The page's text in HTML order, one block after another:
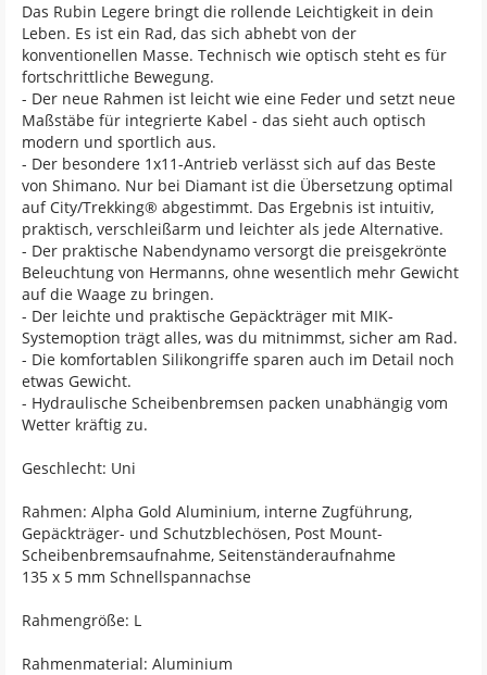
Das Rubin Legere bringt die rollende Leichtigkeit in dein
Leben. Es ist ein Rad, das sich abhebt von der
konventionellen Masse. Technisch wie optisch steht es für
fortschrittliche Bewegung.
- Der neue Rahmen ist leicht wie eine Feder und setzt neue
Maßstäbe für integrierte Kabel - das sieht auch optisch
modern und sportlich aus.
- Der besondere 1x11-Antrieb verlässt sich auf das Beste
von Shimano. Nur bei Diamant ist die Übersetzung optimal
auf City/Trekking® abgestimmt. Das Ergebnis ist intuitiv,
praktisch, verschleißarm und leichter als jede Alternative.
- Der praktische Nabendynamo versorgt die preisgekrönte
Beleuchtung von Hermanns, ohne wesentlich mehr Gewicht
auf die Waage zu bringen.
- Der leichte und praktische Gepäckträger mit MIK-
Systemoption trägt alles, was du mitnimmst, sicher am Rad.
- Die komfortablen Silikongriffe sparen auch im Detail noch
etwas Gewicht.
- Hydraulische Scheibenbremsen packen unabhängig vom
Wetter kräftig zu.
Geschlecht: Uni
Rahmen: Alpha Gold Aluminium, interne Zugführung,
Gepäckträger- und Schutzblechösen, Post Mount-
Scheibenbremsaufnahme, Seitenständeraufnahme
135 x 5 mm Schnellspannachse
Rahmengröße: L
Rahmenmaterial: Aluminium